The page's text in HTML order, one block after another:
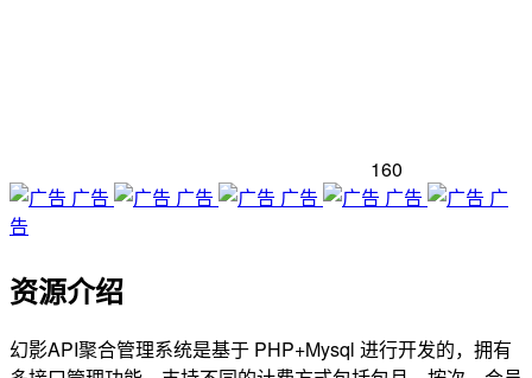
160
广告
广告 广告 广告
广
告
资源介绍
幻影API聚合管理系统是基于 PHP+Mysql 进行开发的，拥有